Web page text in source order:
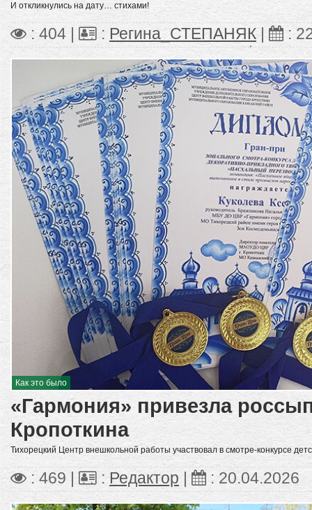
И откликнулись на дату… стихами!
: 404 | : Регина_СТЕПАНЯК| :
Как это было
«Гармония» привезла
Кропоткина
Тихорецкий Центр внешкольной работы участвовал в смотре-конкурсе
: 469 | : Редактор : 20.04.2026